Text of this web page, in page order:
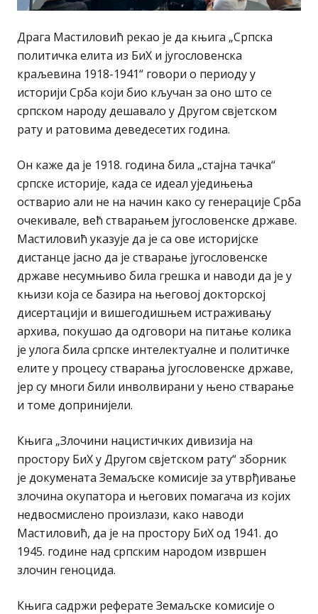
Драга Мастиловић рекао је да књига „Српска
политичка елита из БиХ и југословенска
краљевина 1918-1941“ говори о периоду у
историји Срба који био кључан за оно што се
српском народу дешавало у Другом свјетском
рату и ратовима деведесетих година.
Он каже да је 1918. година била „стајна тачка“
српске историје, када се идеал уједињења
остварио али не на начин како су генерације Срба
очекивале, већ стварањем југословенске државе.
Мастиловић указује да је са ове историјске
дистанце јасно да је стварање југословенске
државе несумњиво била грешка и наводи да је у
књизи која се базира на његовој докторској
дисертацији и вишегодишњем истраживању
архива, покушао да одговори на питање колика
је улога била српске интелектуалне и политичке
елите у процесу стварања југословенске државе,
јер су многи били инволвирани у њено стварање
и томе допринијели.
Књига „Злочини нацистичких дивизија на
простору БиХ у Другом свјетском рату“ зборник
је докумената Земаљске комисије за утврђивање
злочина окупатора и његових помагача из којих
недвосмислено произлази, како наводи
Мастиловић, да је на простору БиХ од 1941. до
1945. године над српским народом извршен
злочин геноцида.
Књига садржи реферате Земаљске комисије о